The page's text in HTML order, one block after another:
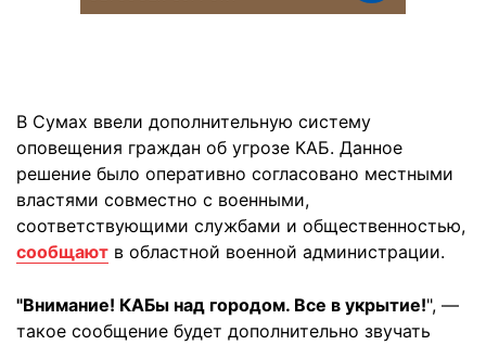
В Сумах ввели дополнительную систему
оповещения граждан об угрозе КАБ. Данное
решение было оперативно согласовано местными
властями совместно с военными,
соответствующими службами и общественностью,
сообщают в областной военной администрации.
"Внимание! КАБы над городом. Все в укрытие!", —
такое сообщение будет дополнительно звучать